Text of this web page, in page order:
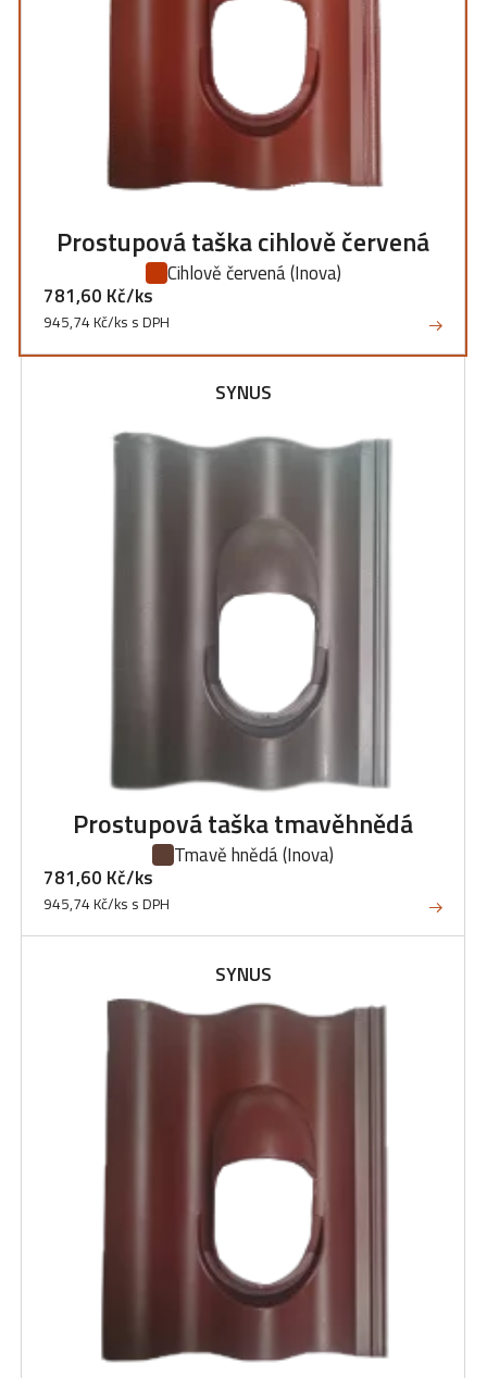
Prostupová taška cihlově červená
Cihlově červená(Inova)
781,60 Kč/ks
945,74 Kč/ks s DPH
SYNUS
Prostupová taška tmavěhnědá
Tmavě hnědá(Inova)
781,60 Kč/ks
945,74 Kč/ks s DPH
SYNUS